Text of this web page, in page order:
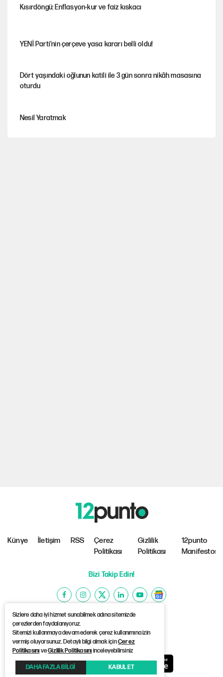
Kısırdöngü: Enflasyon-kur ve faiz kıskacı
YENİ Parti'nin çerçeve yasa kararı belli oldu!
Dört yaşındaki oğlunun katili ile 3 gün sonra nikâh masasına
oturdu
Nesil Yaratmak
Sizlere daha iyi hizmet sunabilmek adına sitemizde
çerezlerden faydalanıyoruz.
Sitemizi kullanmaya devam ederek çerez kullanımına izin
vermiş oluyorsunuz. Detaylı bilgi almak içinÇerez
PolitikasınıveGizlilik Politikasınıinceleyebilirsiniz
DAHA FAZLA BİLGİ KABUL ET
Künye İletişim RSS
Çerez
Politikası
Gizlilik
Politikası
12punto
Manifestosu
Bizi Takip Edin!
©Copyright 2026 12punto